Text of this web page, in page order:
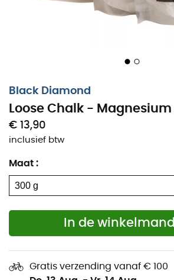
Black Diamond
Loose Chalk - Magnesium
€ 13,90
inclusief btw
Maat :
In de winkelmand
Gratis verzending vanaf € 100